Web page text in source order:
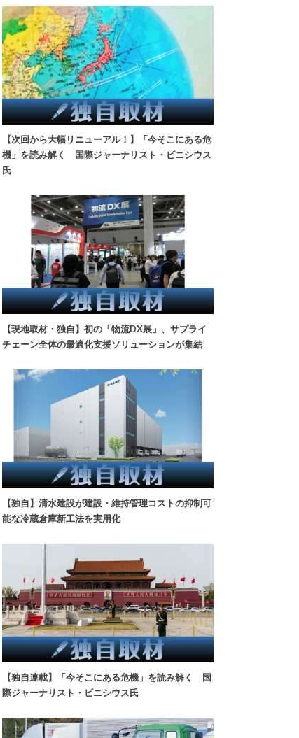
【次回から大幅リニューアル！】「今そこにある危
機」を読み解く 国際ジャーナリスト・ビニシウス
氏
【現地取材・独自】初の「物流DX展」、サプライ
チェーン全体の最適化支援ソリューションが集結
【独自】清水建設が建設・維持管理コストの抑制可
能な冷蔵倉庫新工法を実用化
【独自連載】「今そこにある危機」を読み解く 国
際ジャーナリスト・ビニシウス氏